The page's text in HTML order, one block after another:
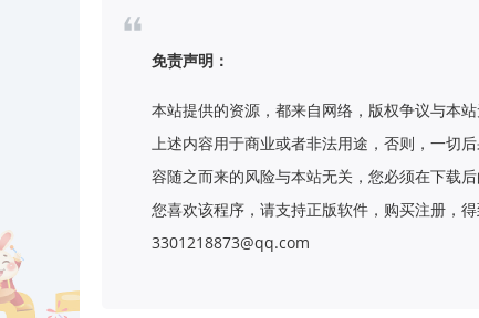
免责声明：
本站提供的资源，都来自网络，版权争议与本
上述内容用于商业或者非法用途，否则，一切
容随之而来的风险与本站无关，您必须在下载
您喜欢该程序，请支持正版软件，购买注册，
3301218873@qq.com